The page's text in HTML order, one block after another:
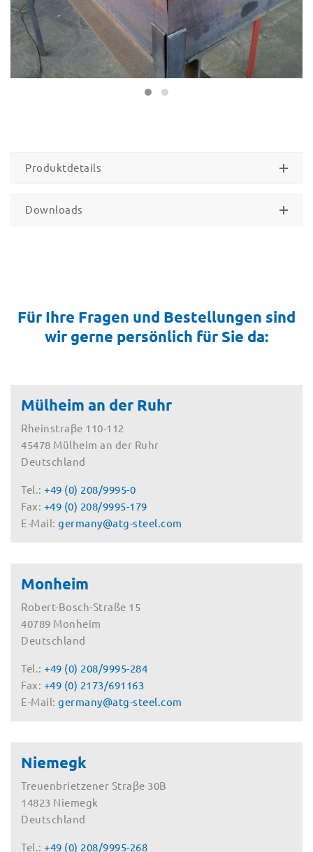
Produktdetails
Downloads
Für Ihre Fragen und Bestellungen sind
wir gerne persönlich für Sie da:
Mülheim an der Ruhr
Rheinstraβe 110-112
45478 Mülheim an der Ruhr
Deutschland
Tel.: +49 (0) 208/9995-0
Fax: +49 (0) 208/9995-179
E-Mail: germany@atg-steel.com
Monheim
Robert-Bosch-Straße 15
40789 Monheim
Deutschland
Tel.: +49 (0) 208/9995-284
Fax: +49 (0) 2173/691163
E-Mail: germany@atg-steel.com
Niemegk
Treuenbrietzener Straβe 30B
14823 Niemegk
Deutschland
Tel.: +49 (0) 208/9995-268